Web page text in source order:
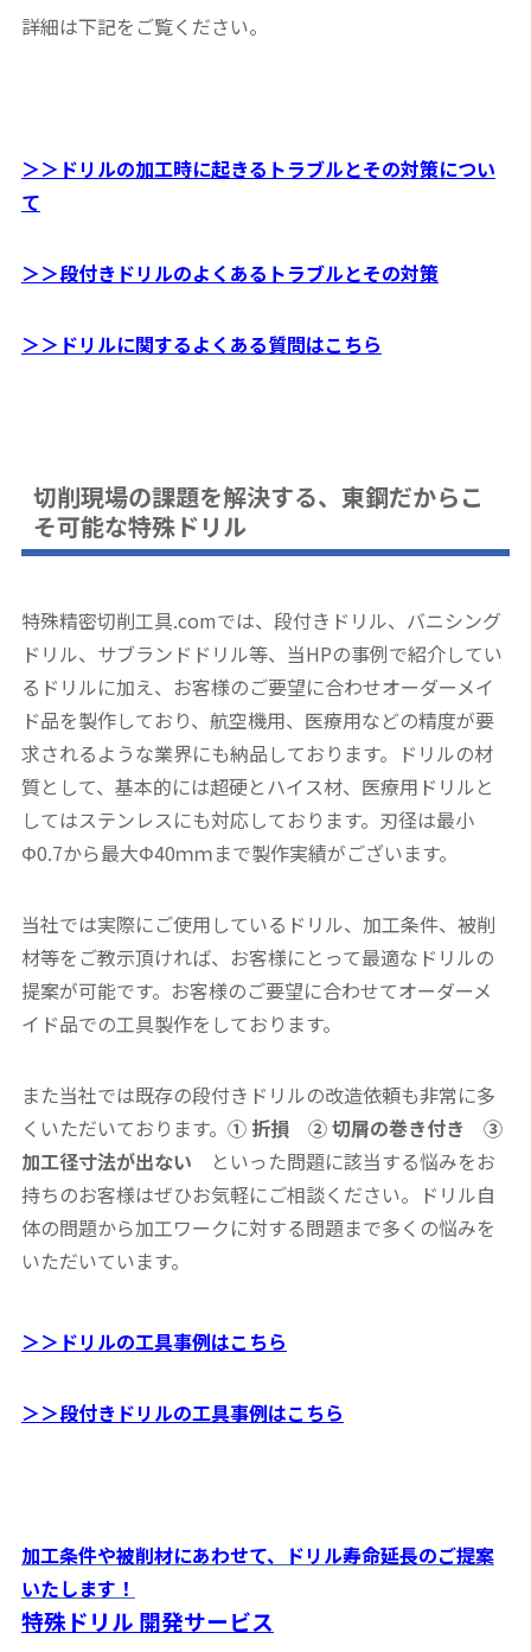
詳細は下記をご覧ください。
＞＞ドリルの加工時に起きるトラブルとその対策につい
て
＞＞段付きドリルのよくあるトラブルとその対策
＞＞ドリルに関するよくある質問はこちら
切削現場の課題を解決する、東鋼だからこ
そ可能な特殊ドリル
特殊精密切削工具.comでは、段付きドリル、バニシング
ドリル、サブランドドリル等、当HPの事例で紹介してい
るドリルに加え、お客様のご要望に合わせオーダーメイ
ド品を製作しており、航空機用、医療用などの精度が要
求されるような業界にも納品しております。ドリルの材
質として、基本的には超硬とハイス材、医療用ドリルと
してはステンレスにも対応しております。刃径は最小
Φ0.7から最大Φ40ｍｍまで製作実績がございます。
当社では実際にご使用しているドリル、加工条件、被削
材等をご教示頂ければ、お客様にとって最適なドリルの
提案が可能です。お客様のご要望に合わせてオーダーメ
イド品での工具製作をしております。
また当社では既存の段付きドリルの改造依頼も非常に多
くいただいております。 ① 折損 ② 切屑の巻き付き ③
加工径寸法が出ない
といった問題に該当する悩みをお
持ちのお客様はぜひお気軽にご相談ください。ドリル自
体の問題から加工ワークに対する問題まで多くの悩みを
いただいています。
＞＞ドリルの工具事例はこちら
＞＞段付きドリルの工具事例はこちら
加工条件や被削材にあわせて、ドリル寿命延長のご提案
いたします！
特殊ドリル 開発サービス